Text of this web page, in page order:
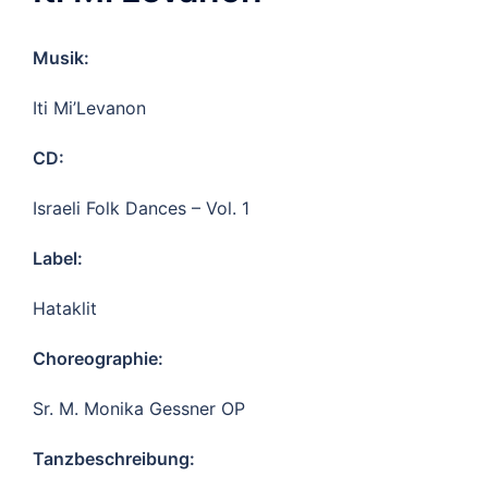
Musik:
Iti Mi’Levanon
CD:
Israeli Folk Dances – Vol. 1
Label:
Hataklit
Choreographie:
Sr. M. Monika Gessner OP
Tanzbeschreibung: